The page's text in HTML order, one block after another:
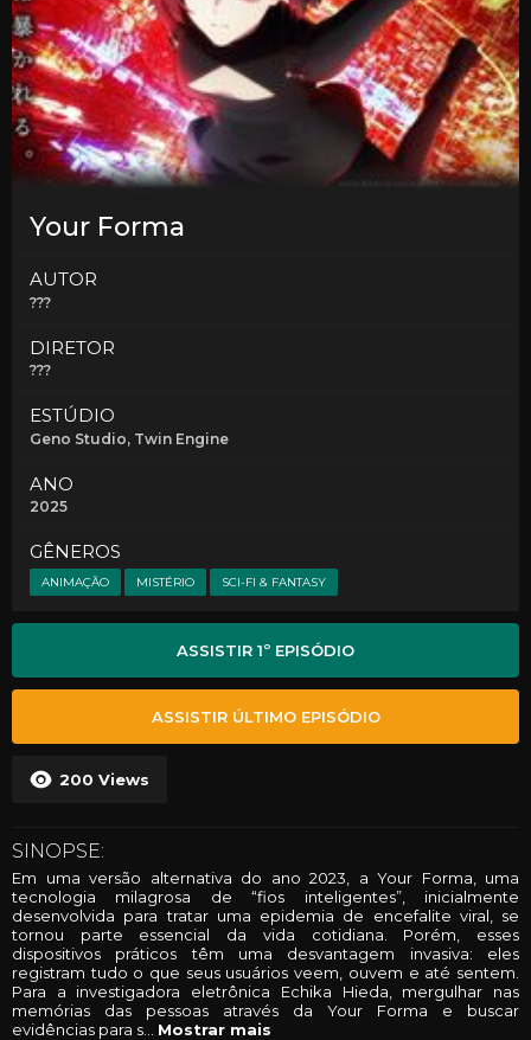
Your Forma
AUTOR
???
DIRETOR
???
ESTÚDIO
Geno Studio, Twin Engine
ANO
2025
GÊNEROS
ANIMAÇÃO MISTÉRIO SCI-FI & FANTASY
200 Views
ASSISTIR 1º EPISÓDIO
ASSISTIR ÚLTIMO EPISÓDIO
SINOPSE:
Em uma versão alternativa do ano 2023, a Your Forma, uma
tecnologia milagrosa de “fios inteligentes”, inicialmente
desenvolvida para tratar uma epidemia de encefalite viral, se
tornou parte essencial da vida cotidiana. Porém, esses
dispositivos práticos têm uma desvantagem invasiva: eles
registram tudo o que seus usuários veem, ouvem e até sentem.
Para a investigadora eletrônica Echika Hieda, mergulhar nas
memórias das pessoas através da Your Forma e buscar
evidências para s
Mostrar mais